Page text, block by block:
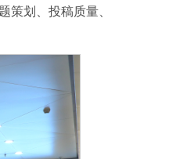
策划、投稿质量、